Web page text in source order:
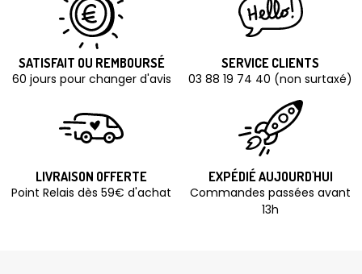
SATISFAIT OU REMBOURSÉ
60 jours pour changer d'avis
SERVICE CLIENTS
03 88 19 74 40 (non surtaxé)
LIVRAISON OFFERTE
Point Relais dès 59€ d'achat
EXPÉDIÉ AUJOURD'HUI
Commandes passées avant
13h